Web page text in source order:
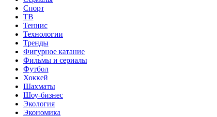
Спорт
ТВ
Теннис
Технологии
Тренды
Фигурное катание
Фильмы и сериалы
Футбол
Хоккей
Шахматы
Шоу-бизнес
Экология
Экономика